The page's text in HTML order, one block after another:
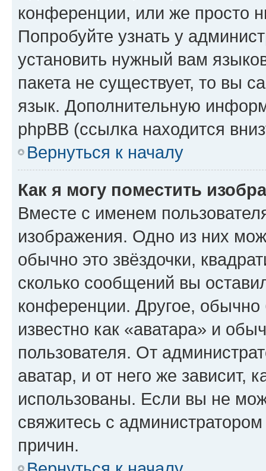
конференции, или же просто
Попробуйте узнать у
установить нужный вам
пакета не существует, то вы
язык. Дополнительную
phpBB (ссылка находится
Вернуться к началу
Как я могу поместить
Вместе с именем
изображения. Одно из них
обычно это звёздочки,
сколько сообщений вы
конференции. Другое,
известно как «аватара» и
пользователя. От
аватар, и от него же зависит,
использованы. Если вы не
свяжитесь с
причин.